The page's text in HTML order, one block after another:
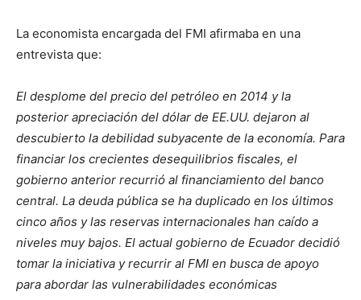
La economista encargada del FMI afirmaba en una
entrevista que:
El desplome del precio del petróleo en 2014 y la
posterior apreciación del dólar de EE.UU. dejaron al
descubierto la debilidad subyacente de la economía. Para
financiar los crecientes desequilibrios fiscales, el
gobierno anterior recurrió al financiamiento del banco
central. La deuda pública se ha duplicado en los últimos
cinco años y las reservas internacionales han caído a
niveles muy bajos. El actual gobierno de Ecuador decidió
tomar la iniciativa y recurrir al FMI en busca de apoyo
para abordar las vulnerabilidades económicas